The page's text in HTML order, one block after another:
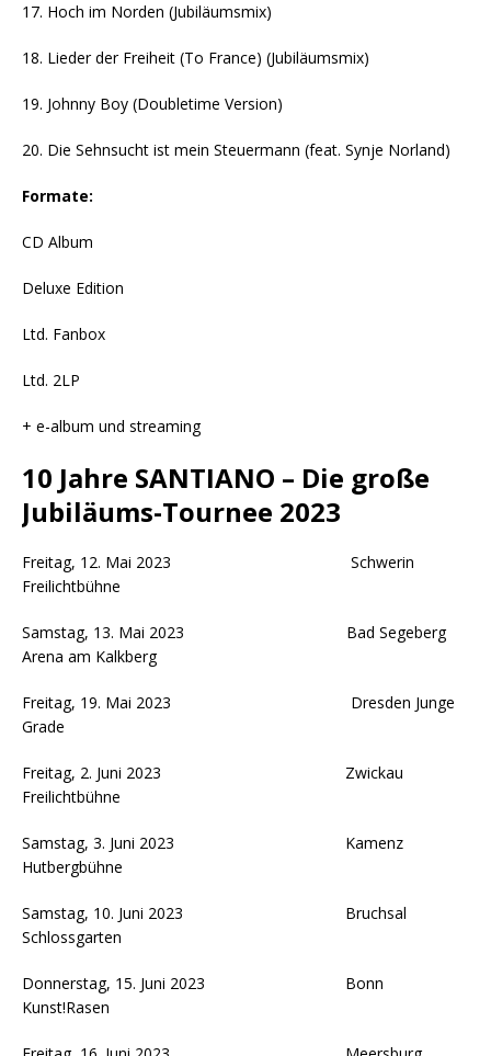
17. Hoch im Norden (Jubiläumsmix)
18. Lieder der Freiheit (To France) (Jubiläumsmix)
19. Johnny Boy (Doubletime Version)
20. Die Sehnsucht ist mein Steuermann (feat. Synje Norland)
Formate:
CD Album
Deluxe Edition
Ltd. Fanbox
Ltd. 2LP
+ e-album und streaming
10 Jahre SANTIANO – Die große
Jubiläums-Tournee 2023
Freitag, 12. Mai 2023 Schwerin
Freilichtbühne
Samstag, 13. Mai 2023 Bad Segeberg
Arena am Kalkberg
Freitag, 19. Mai 2023 Dresden Junge
Grade
Freitag, 2. Juni 2023 Zwickau
Freilichtbühne
Samstag, 3. Juni 2023 Kamenz
Hutbergbühne
Samstag, 10. Juni 2023 Bruchsal
Schlossgarten
Donnerstag, 15. Juni 2023 Bonn
Kunst!Rasen